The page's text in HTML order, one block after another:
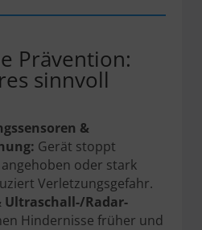
Prävention:
sinnvoll
&
Gerät stoppt
oder stark
Verletzungsgefahr.
Ultraschall-/Radar-
Hindernisse früher und